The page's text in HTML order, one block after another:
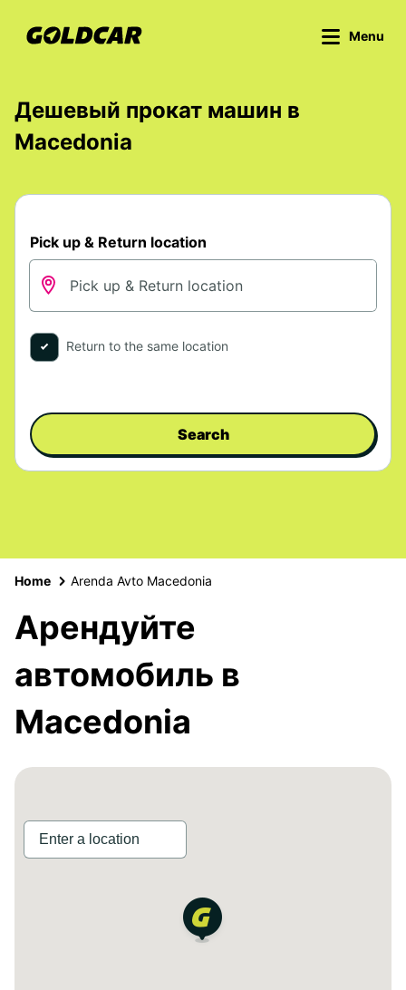
Menu
Дешевый прокат машин в
Macedonia
Pick up & Return location
Return to the same location
Search
Home Arenda Avto Macedonia
Арендуйте
автомобиль в
Macedonia